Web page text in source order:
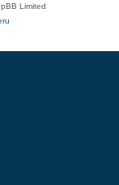
Limited